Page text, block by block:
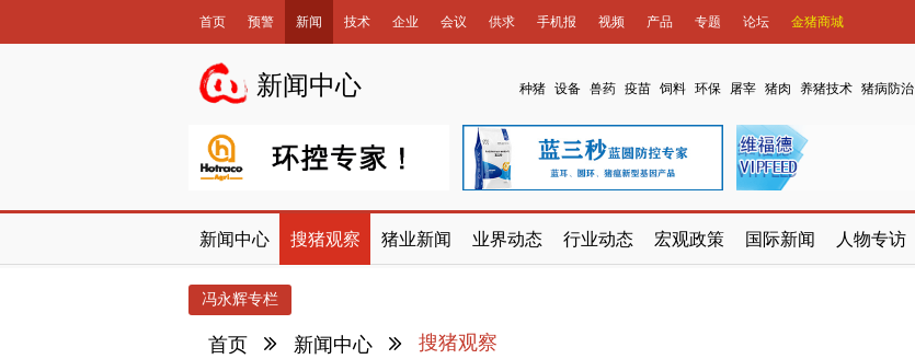
首页 预警 新闻 技术 企业 会议 供求 手机报 视频 产品 专题 论坛 金猪商城
数据库
新闻中心 种猪 设备 兽药 疫苗 饲料 环保 屠宰 猪肉 养猪技术 猪病防治
新闻中心 搜猪观察 猪业新闻 业界动态 行业动态 宏观政策 国际新闻 人物专访
冯永辉专栏
首页 新闻中心 搜猪观察